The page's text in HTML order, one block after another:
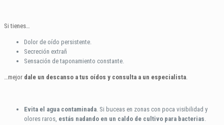
Si tienes…
Dolor de oído persistente.
Secreción extrañ
Sensación de taponamiento constante.
…mejor dale un descanso a tus oídos y consulta a un especialista.
Evita el agua contaminada. Si buceas en zonas con poca visibilidad y
olores raros, estás nadando en un caldo de cultivo para bacterias.